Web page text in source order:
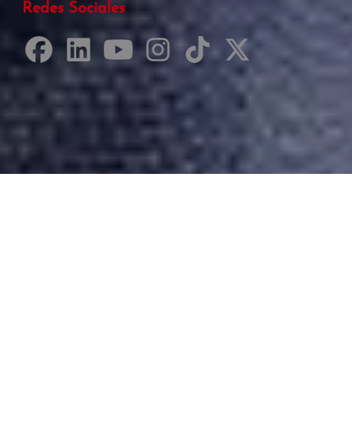
Redes Sociales
Desarrollado por Just Quality